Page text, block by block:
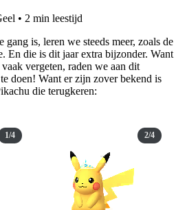
• 2 min leestijd
is, leren we steeds meer, zoals de
En die is dit jaar extra bijzonder. Want
vergeten, raden we aan dit
doen! Want er zijn zover bekend is
die terugkeren:
1/4 2/4